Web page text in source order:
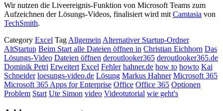
Wir nutzen die Liveereignis-Funktion von Microsoft Teams zum
Aufzeichnen der Lösungs-Videos, finalisiert wird mit Camtasia von
TechSmith.
Category Excel Tag Allgemein Alternativer Startup-Ordner
AltStartup Beim Start alle Dateien öffnen in Christian Eichhorn Das
Lösungs-Video Dateien öffnen deroutlooker365 deroutlooker365.de
Dominik Petri Erweitert Excel Fehler hahner.de how to howto Kai
Schneider loesungs-video.de Lösung Markus Hahner Microsoft 365
Microsoft 365 Apps for Enterprise Office Office 365 Optionen
Problem Start Ute Simon video Videotutorial wie geht's